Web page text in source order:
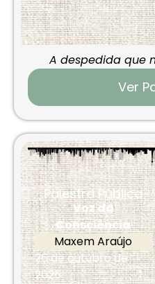
A despedida que
Ver
Palestra Pública
Voz da
Consciência
Maxem Araújo
26 de outubro de
2025